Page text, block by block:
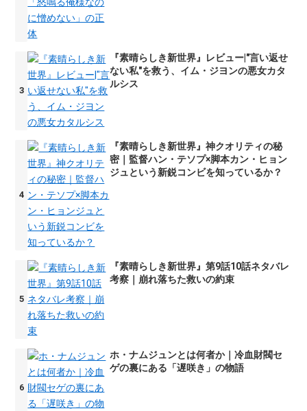
『素晴らしき新世界』レビュー|"言い返せ
ない私"を救う、イム・ジヨンの悪女カタ
ルシス
『素晴らしき新世界』神クオリティの秘
密｜監督ハン・テソプ×脚本カン・ヒョン
ジュという新鋭コンビを知っているか？
『素晴らしき新世界』第9話10話ネタバレ
考察｜崩れ落ちた救いの約束
ホ・ナムジュンとは何者か｜冷血財閥セ
ゲの裏にある「遅咲き」の物語